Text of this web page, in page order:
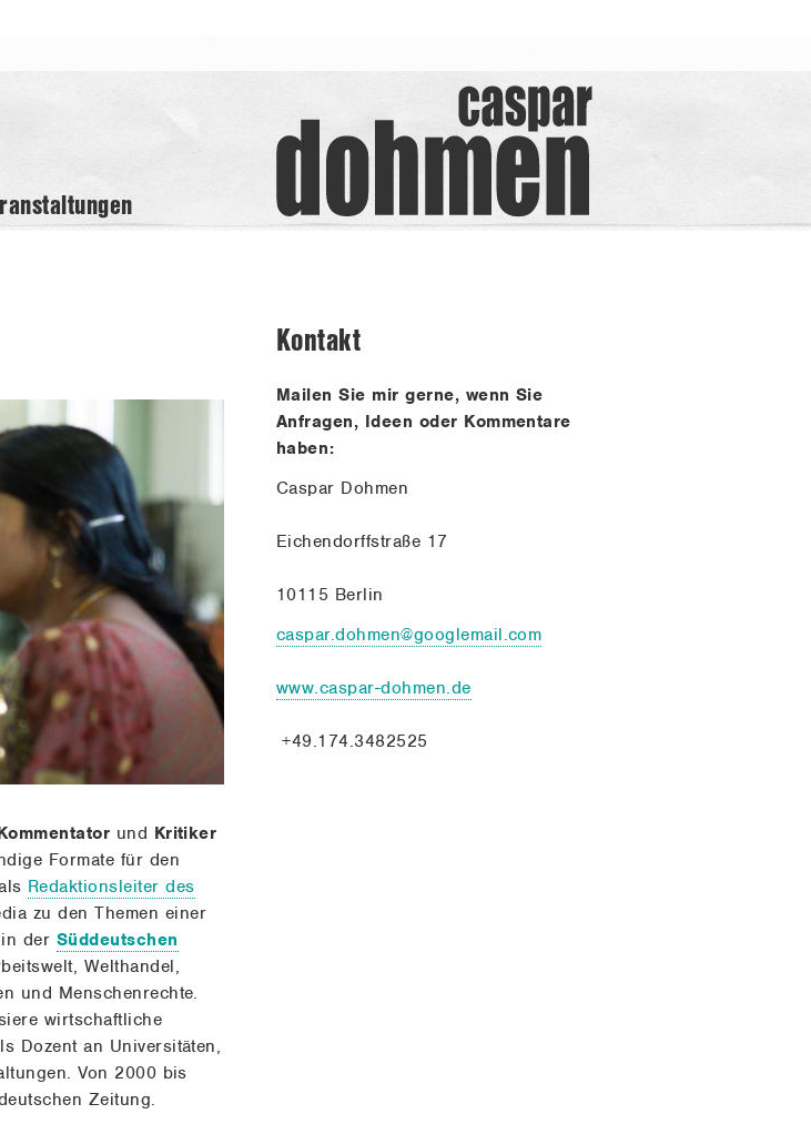
und Kritiker
Formate für den
Redaktionsleiter des
zu den Themen einer
der Süddeutschen
Welthandel,
und Menschenrechte.
wirtschaftliche
Dozent an Universitäten,
Von 2000 bis
Zeitung.
Kontakt
Mailen Sie mir gerne, wenn Sie
Anfragen, Ideen oder Kommentare
haben:
Caspar Dohmen
Eichendorffstraße 17
10115 Berlin
caspar.dohmen@googlemail.com
www.caspar-dohmen.de
+49.174.3482525